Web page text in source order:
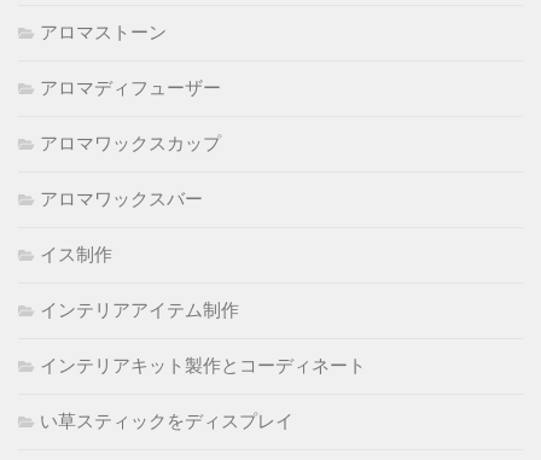
アロマストーン
アロマディフューザー
アロマワックスカップ
アロマワックスバー
イス制作
インテリアアイテム制作
インテリアキット製作とコーディネート
い草スティックをディスプレイ